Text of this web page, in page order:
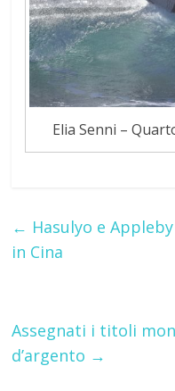
Elia Senni –
← Hasulyo e
in Cina
Assegnati i titoli
d’argento →